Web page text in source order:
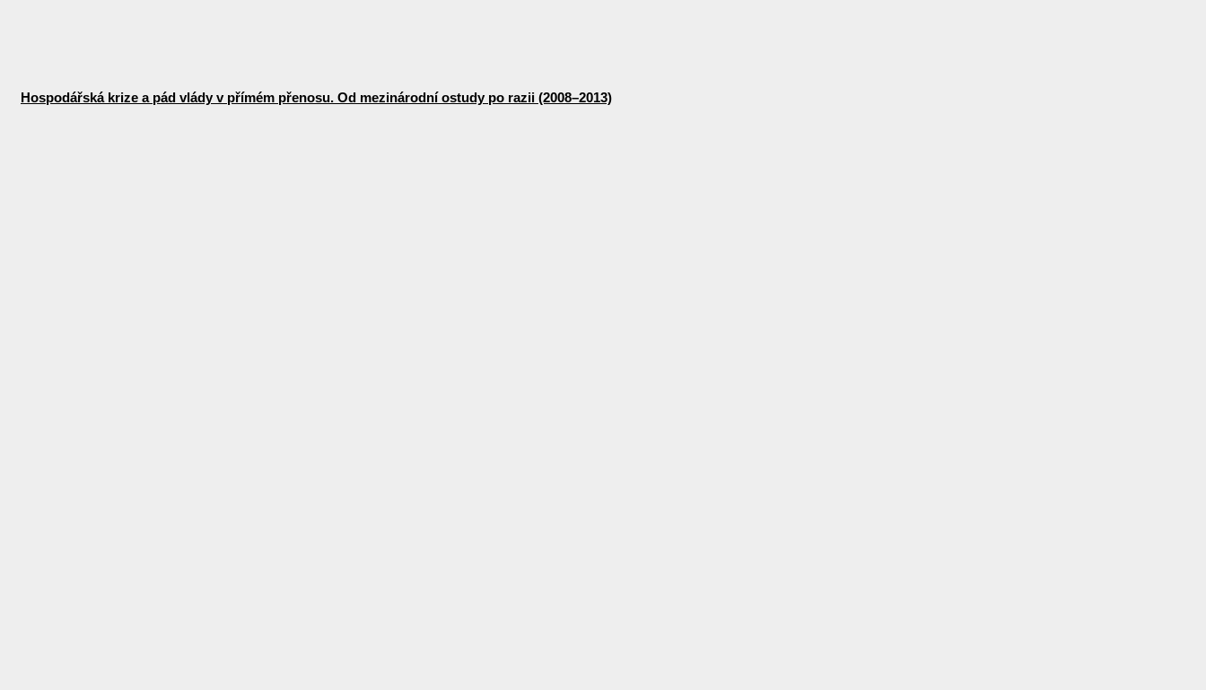
Hospodářská krize a pád vlády v přímém přenosu. Od mezinárodní ostudy po razii (2008–2013)